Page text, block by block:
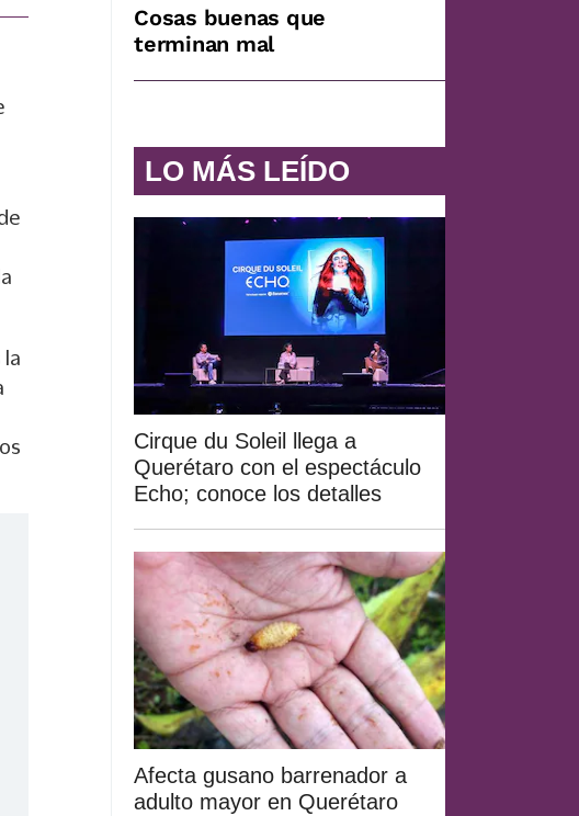
la
Cosas buenas que
terminan mal
LO MÁS LEÍDO
Cirque du Soleil llega a
Querétaro con el espectáculo
Echo; conoce los detalles
Afecta gusano barrenador a
adulto mayor en Querétaro